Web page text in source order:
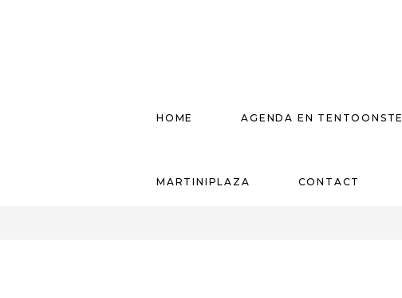
HOME AGENDA EN
MARTINIPLAZA CONTACT